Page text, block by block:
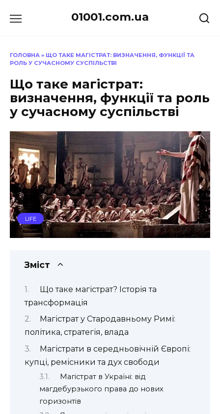
до
01001.com.ua
ГОЛОВНА » ЩО ТАКЕ МАГІСТРАТ: ВИЗНАЧЕННЯ, ФУНКЦІЇ ТА
РОЛЬ У СУЧАСНОМУ СУСПІЛЬСТВІ
Що таке магістрат:
визначення, функції та роль
у сучасному суспільстві
LIFE
Зміст
Що таке магістрат? Історія та
трансформація
Магістрат у Стародавньому Римі:
політика, стратегія, влада
Магістрати в середньовічній Європі:
купці, ремісники та дух свободи
Магістрат в Україні: від
магдебурзького права до нових
горизонтів